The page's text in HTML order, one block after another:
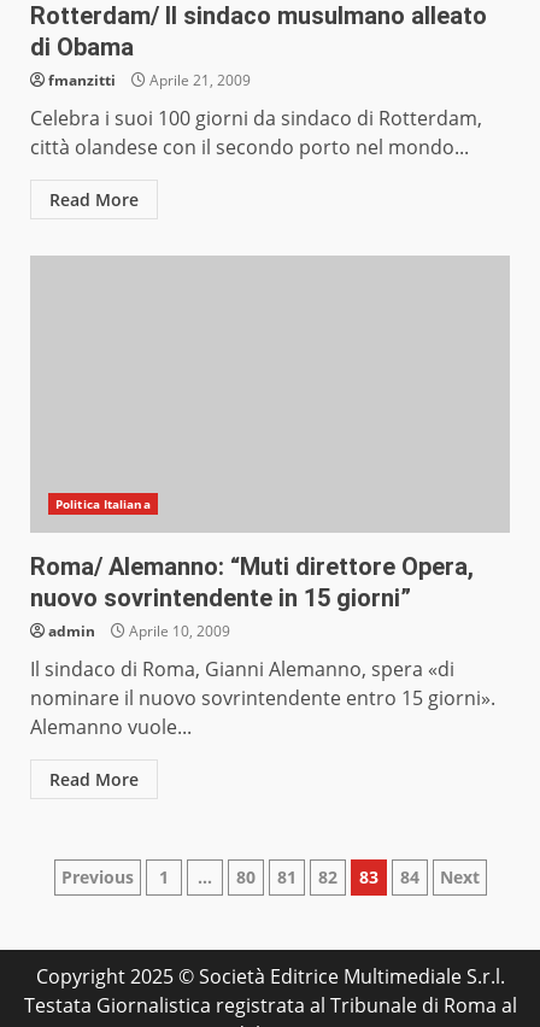
Rotterdam/ Il sindaco musulmano alleato
di Obama
fmanzitti Aprile 21, 2009
Celebra i suoi 100 giorni da sindaco di Rotterdam,
città olandese con il secondo porto nel mondo...
Read More
Politica Italiana
Roma/ Alemanno: “Muti direttore Opera,
nuovo sovrintendente in 15 giorni”
admin Aprile 10, 2009
Il sindaco di Roma, Gianni Alemanno, spera «di
nominare il nuovo sovrintendente entro 15 giorni».
Alemanno vuole...
Read More
Paginazione
articoli
Previous 1 … 80 81 82 83 84 Next
Copyright 2025 © Società Editrice Multimediale S.r.l.
Testata Giornalistica registrata al Tribunale di Roma al